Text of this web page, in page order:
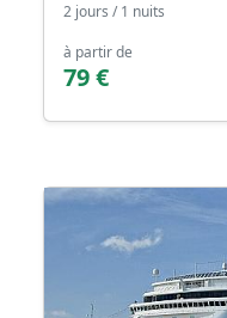
2 jours / 1 nuits
à partir de
79 €